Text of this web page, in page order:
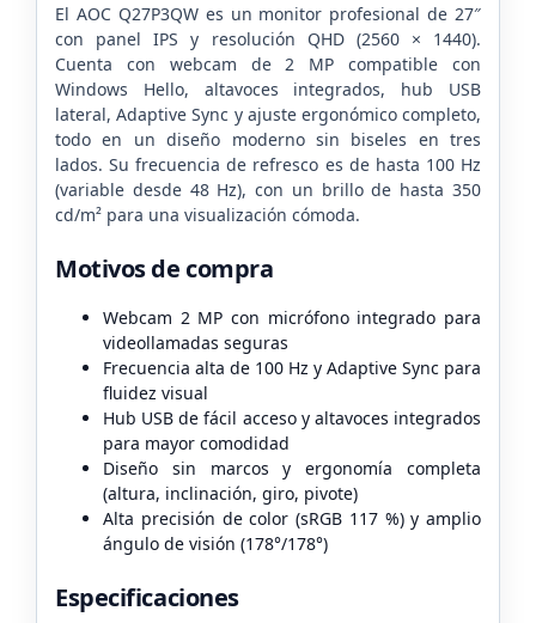
El AOC Q27P3QW es un monitor profesional de 27″
con panel IPS y resolución QHD (2560 × 1440).
Cuenta con webcam de 2 MP compatible con
Windows Hello, altavoces integrados, hub USB
lateral, Adaptive Sync y ajuste ergonómico completo,
todo en un diseño moderno sin biseles en tres
lados. Su frecuencia de refresco es de hasta 100 Hz
(variable desde 48 Hz), con un brillo de hasta 350
cd/m² para una visualización cómoda.
Motivos de compra
Webcam 2 MP con micrófono integrado para
videollamadas seguras
Frecuencia alta de 100 Hz y Adaptive Sync para
fluidez visual
Hub USB de fácil acceso y altavoces integrados
para mayor comodidad
Diseño sin marcos y ergonomía completa
(altura, inclinación, giro, pivote)
Alta precisión de color (sRGB 117 %) y amplio
ángulo de visión (178°/178°)
Especificaciones